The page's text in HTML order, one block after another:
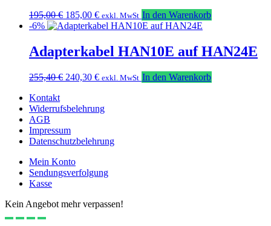
195,00€ Ursprünglicher
Preis
195,00 €
185,00 €Aktueller
Preis
185,00 €.
exkl. MwSt In den Warenkorb
-6%
Adapterkabel HAN10E auf HAN24E
255,40€ Ursprünglicher
255,40 €
240,30 €Aktueller
240,30 €.
exkl. MwSt In den Warenkorb
Kontakt
Widerrufsbelehrung
AGB
Impressum
Datenschutzbelehrung
Mein Konto
Sendungsverfolgung
Kasse
Kein Angebot mehr verpassen!